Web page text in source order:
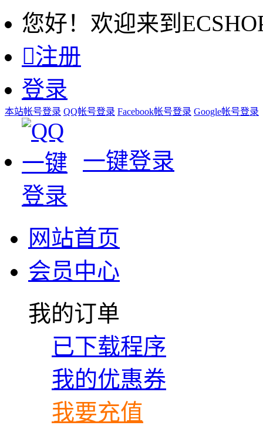
您好！欢迎来到
注册
登录
本站帐号登录 QQ帐号登录 Facebook帐号登录 Google帐号登录
一键登录
网站首页
会员中心
我的订单
已下载程序
我的优惠券
我要充值